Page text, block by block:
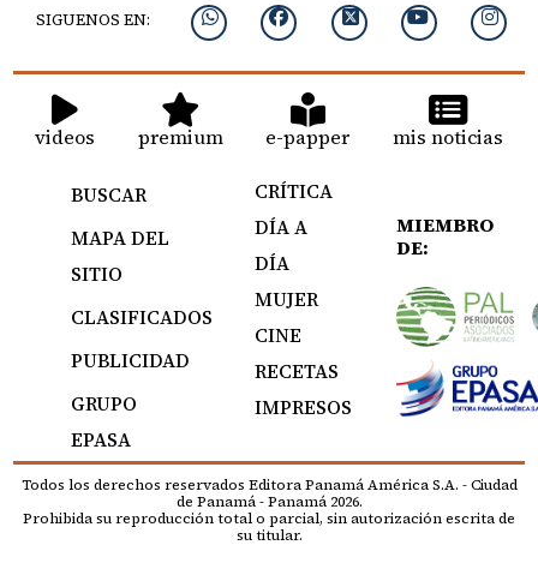
SIGUENOS EN:
videos premium e-papper mis noticias
BUSCAR
MAPA DEL
SITIO
CLASIFICADOS
PUBLICIDAD
GRUPO
EPASA
CRÍTICA
DÍA A
DÍA
MUJER
CINE
RECETAS
IMPRESOS
MIEMBRO
DE:
Todos los derechos reservados Editora Panamá América S.A. - Ciudad
de Panamá - Panamá 2026.
Prohibida su reproducción total o parcial, sin autorización escrita de
su titular.